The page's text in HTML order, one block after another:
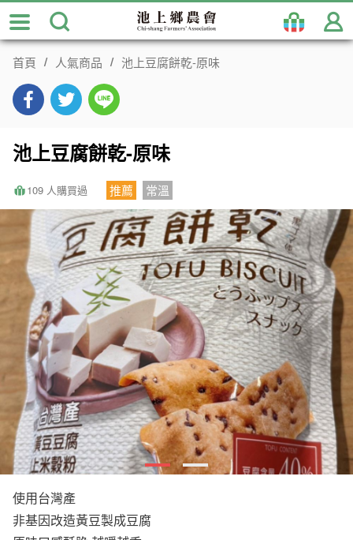
跳
到
主
首頁 人氣商品 池上豆腐餅乾-原味
池上豆腐餅乾-原味
109 人購買過 推薦 常溫
使用台灣產
非基因改造黃豆製成豆腐